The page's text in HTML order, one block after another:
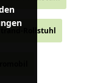
Strand-Rollstuhl